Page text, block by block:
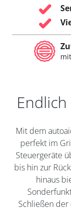
Mit dem
perfekt im
Steuergeräte
bis hin zur
hinaus
Schließen